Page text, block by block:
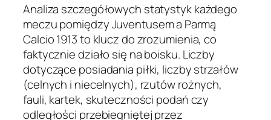
Analiza szczegółowych statystyk każdego
meczu pomiędzy Juventusem a Parmą
Calcio 1913 to klucz do zrozumienia, co
faktycznie działo się na boisku. Liczby
dotyczące posiadania piłki, liczby strzałów
(celnych i niecelnych), rzutów rożnych,
fauli, kartek, skuteczności podań czy
odległości przebiegniętej przez